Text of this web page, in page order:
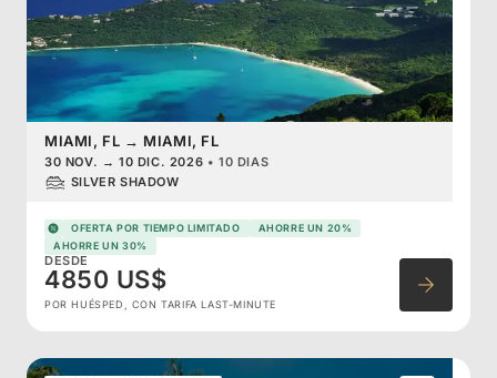
MIAMI, FL → MIAMI, FL
30 NOV. → 10 DIC. 2026 •10 DIAS
SILVER SHADOW
OFERTA POR TIEMPO LIMITADO
AHORRE UN 20%
AHORRE UN 30%
DESDE
4850 US$
POR HUÉSPED, CON TARIFA LAST-MINUTE